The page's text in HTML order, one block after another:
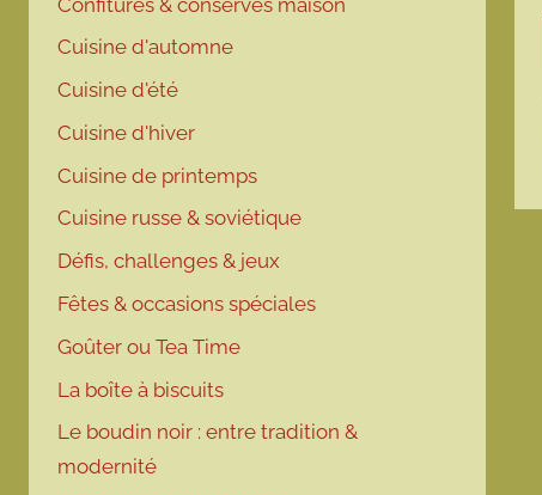
Cuisine d'automne
Cuisine d'été
Cuisine d'hiver
Cuisine de printemps
Cuisine russe & soviétique
Défis, challenges & jeux
Fêtes & occasions spéciales
Goûter ou Tea Time
La boîte à biscuits
Le boudin noir : entre tradition &
modernité